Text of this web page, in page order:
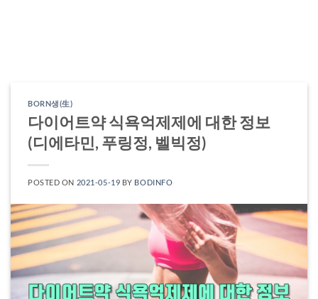
BORN생(生)
다이어트약 식욕억제제에 대한 정보
(디에타민, 푸링정, 벨빅정)
POSTED ON 2021-05-19 BY BODINFO